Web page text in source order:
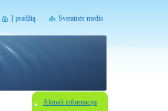
Svetainės medis
Į pradžią
lankytojai, prieš užsisakydami vandens filtravimo
Aktuali informacija